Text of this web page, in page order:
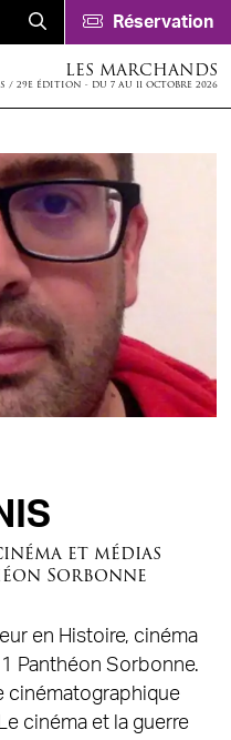
Réservation
LES MARCHANDS
/ 29E ÉDITION - DU 7 AU 11 OCTOBRE 2026
et médias
Sorbonne
en Histoire, cinéma
1 Panthéon Sorbonne.
cinématographique
cinéma et la guerre